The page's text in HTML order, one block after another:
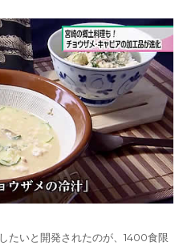
たいと開発されたのが、1400食限